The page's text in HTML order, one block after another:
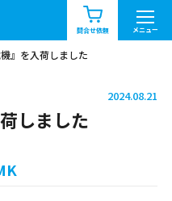
問合せ依頼 メニュー
お知らせ一覧
お問合せ
機』を入荷しました
2024.08.21
しました